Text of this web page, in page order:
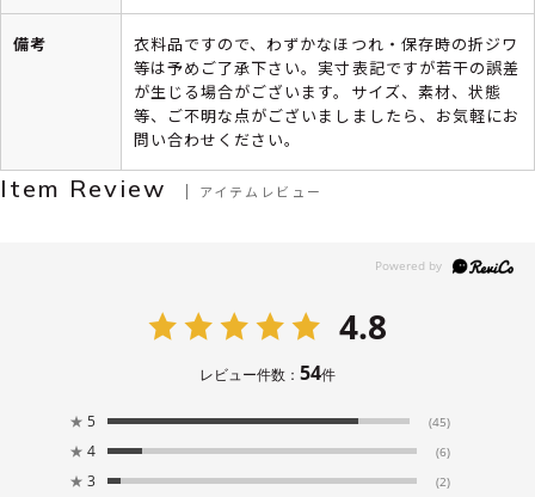
備考
衣料品ですので、わずかなほつれ・保存時の折ジワ
等は予めご了承下さい。実寸表記ですが若干の誤差
が生じる場合がございます。サイズ、素材、状態
等、ご不明な点がございましましたら、お気軽にお
問い合わせください。
Item Review アイテムレビュー
4.8
レビュー件数： 54件
★ 5 (45)
★ 4 (6)
★ 3 (2)